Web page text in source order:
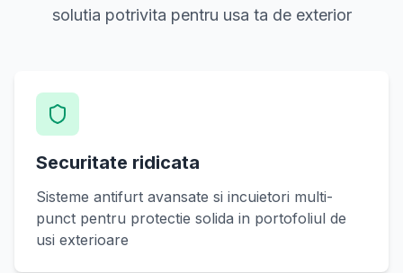
solutia potrivita pentru usa ta de exterior
Securitate ridicata
Sisteme antifurt avansate si incuietori multi-
punct pentru protectie solida in portofoliul de
usi exterioare